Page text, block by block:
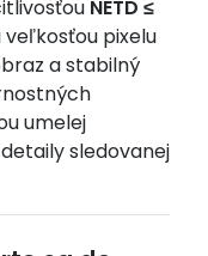
NETD ≤
veľkosťou pixelu
a stabilný
umelej
sledovanej